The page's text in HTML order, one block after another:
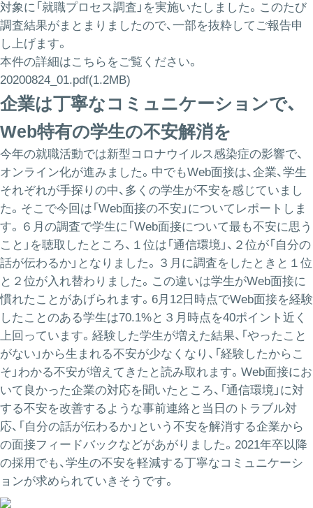
対象に「就職プロセス調査」を実施いたしました。このたび
調査結果がまとまりましたので、一部を抜粋してご報告申
し上げます。
本件の詳細はこちらをご覧ください。
20200824_01.pdf(1.2MB)
企業は丁寧なコミュニケーションで、
Web特有の学生の不安解消を
今年の就職活動では新型コロナウイルス感染症の影響で、
オンライン化が進みました。中でもWeb面接は、企業、学生
それぞれが手探りの中、多くの学生が不安を感じていまし
た。そこで今回は「Web面接の不安」についてレポートしま
す。６月の調査で学生に「Web面接について最も不安に思う
こと」を聴取したところ、１位は「通信環境」、２位が「自分の
話が伝わるか」となりました。３月に調査をしたときと１位
と２位が入れ替わりました。この違いは学生がWeb面接に
慣れたことがあげられます。6月12日時点でWeb面接を経験
したことのある学生は70.1%と３月時点を40ポイント近く
上回っています。経験した学生が増えた結果、「やったこと
がない」から生まれる不安が少なくなり、「経験したからこ
そ」わかる不安が増えてきたと読み取れます。Web面接にお
いて良かった企業の対応を聞いたところ、「通信環境」に対
する不安を改善するような事前連絡と当日のトラブル対
応、「自分の話が伝わるか」という不安を解消する企業から
の面接フィードバックなどがあがりました。2021年卒以降
の採用でも、学生の不安を軽減する丁寧なコミュニケーシ
ョンが求められていきそうです。